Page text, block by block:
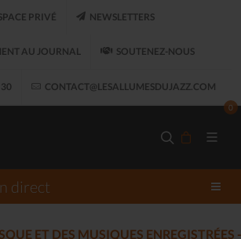
PRIVÉ NEWSLETTERS
AU JOURNAL SOUTENEZ-NOUS
CONTACT@LESALLUMESDUJAZZ.COM
0
direct
LES ALLUMÉS DU JAZZ FONT